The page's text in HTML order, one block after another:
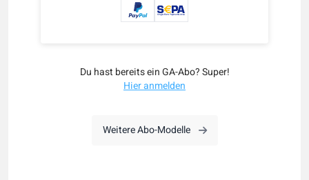
Du hast bereits ein GA-Abo? Super!
Hier anmelden
Weitere Abo-Modelle